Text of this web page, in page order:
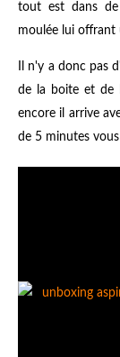
tout est dans
moulée lui
Il n'y a donc pas
de la boite et de
encore il arrive
de 5 minutes